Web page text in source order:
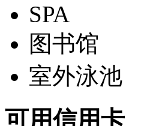
SPA
图书馆
室外泳池
可用信用卡